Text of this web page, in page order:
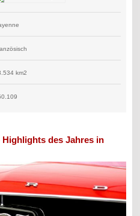
km2
Highlights des Jahres in